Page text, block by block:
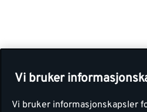
Vi bruker
Vi bruker informasjonskapsler